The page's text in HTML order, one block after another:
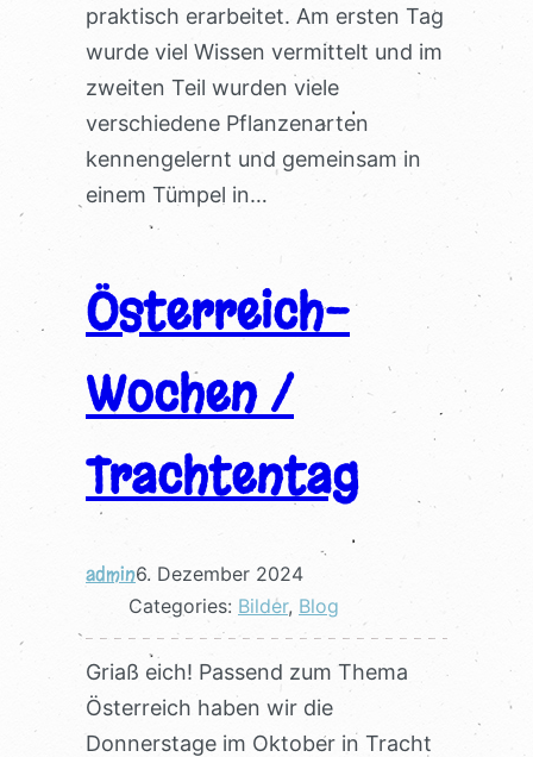
praktisch erarbeitet. Am ersten Tag
wurde viel Wissen vermittelt und im
zweiten Teil wurden viele
verschiedene Pflanzenarten
kennengelernt und gemeinsam in
einem Tümpel in…
Österreich-
Wochen /
Trachtentag
admin6. Dezember 2024
Categories: Bilder, Blog
Griaß eich! Passend zum Thema
Österreich haben wir die
Donnerstage im Oktober in Tracht